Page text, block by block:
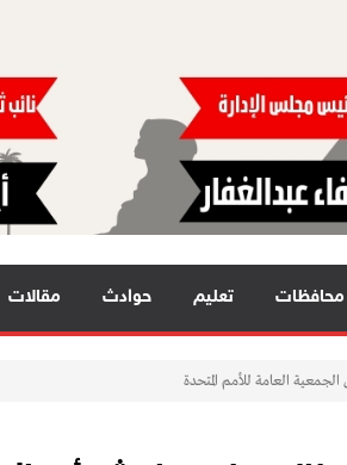
محافظات تعليم حوادث مقالات
العامة للأمم المتحدة